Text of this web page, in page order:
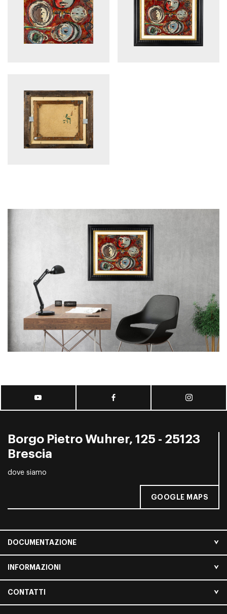
Borgo Pietro Wuhrer, 125 - 25123
Brescia
dove siamo
GOOGLE MAPS
DOCUMENTAZIONE
INFORMAZIONI
CONTATTI